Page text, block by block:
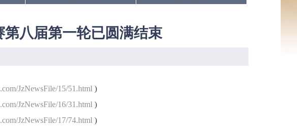
第八届第一轮已圆满结束
JzNewsFile/15/51.html )
JzNewsFile/16/31.html )
JzNewsFile/17/74.html )